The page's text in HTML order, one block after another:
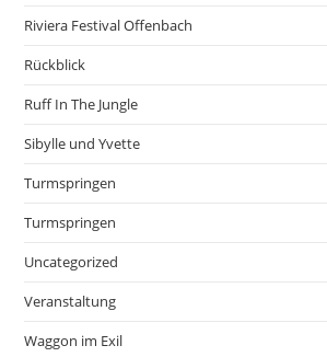
Riviera Festival Offenbach
Rückblick
Ruff In The Jungle
Sibylle und Yvette
Turmspringen
Turmspringen
Uncategorized
Veranstaltung
Waggon im Exil